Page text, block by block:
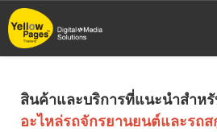
ข้าม
ไป
สินค้าและบริการที่แนะนำสำห
อะไหล่รถจักรยานยนต์และรถส